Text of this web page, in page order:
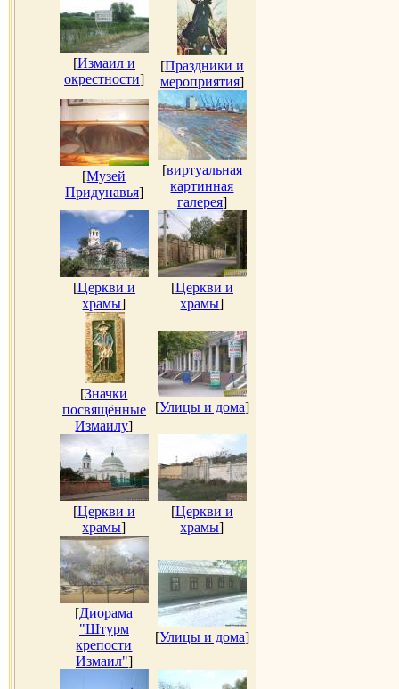
[Измаил и
окрестности]
[Праздники и
мероприятия]
[Музей
Придунавья]
[виртуальная
картинная
галерея]
[Церкви и
храмы]
[Церкви и
храмы]
[Значки
посвящённые
Измаилу]
[Улицы и дома]
[Церкви и
храмы]
[Церкви и
храмы]
[Диорама
"Штурм
крепости
Измаил"]
[Улицы и дома]